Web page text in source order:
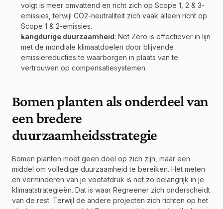
volgt is meer omvattend en richt zich op Scope 1, 2 & 3-
emissies, terwijl CO2-neutraliteit zich vaak alleen richt op
Scope 1 & 2-emissies.
Langdurige duurzaamheid: Net Zero is effectiever in lijn
met de mondiale klimaatdoelen door blijvende
emissiereducties te waarborgen in plaats van te
vertrouwen op compensatiesystemen.
Bomen planten als onderdeel van
een bredere
duurzaamheidsstrategie
Bomen planten moet geen doel op zich zijn, maar een
middel om volledige duurzaamheid te bereiken. Het meten
en verminderen van je voetafdruk is net zo belangrijk in je
klimaatstrategieën. Dat is waar Regreener zich onderscheidt
van de rest. Terwijl de andere projecten zich richten op het